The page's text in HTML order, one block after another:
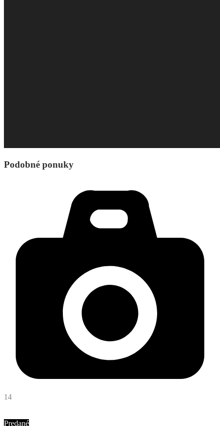
Podobné ponuky
14
Predané